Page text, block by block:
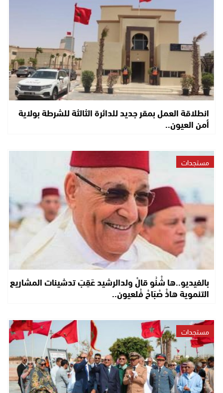
انطلاقة العمل بمقر جديد للدائرة الثالثة للشرطة بولاية
أمن العيون..
مستجدات
بالفيديو..ها شْنُو قالْ ولدالرشيد عَقِبَ تدشينات المشاريع
التنموية هاذْ صْبَاحْ فْلعيون..
مستجدات